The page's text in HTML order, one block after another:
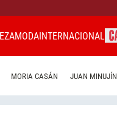
MODAINTERNACIONAL
MORIA CASÁN JUAN MINUJÍN